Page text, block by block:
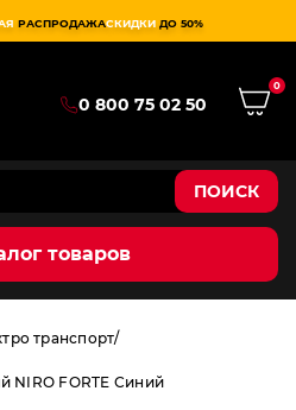
РАСПРОДАЖАСКИДКИ ДО 50%
0 800 75 02 50
0
ПОИСК
товаров
транспорт
NIRO FORTE Синий